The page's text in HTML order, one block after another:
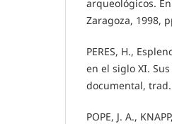
arqueológicos.
Zaragoza, 1998,
PERES, H.,
en el siglo XI.
documental,
POPE, J. A.,